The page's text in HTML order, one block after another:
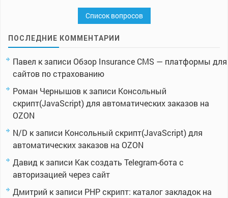
Список вопросов
ПОСЛЕДНИЕ КОММЕНТАРИИ
Павел к записи Обзор Insurance CMS — платформы для
сайтов по страхованию
Роман Чернышов к записи Консольный
скрипт(JavaScript) для автоматических заказов на
OZON
N/D к записи Консольный скрипт(JavaScript) для
автоматических заказов на OZON
Давид к записи Как создать Telegram-бота с
авторизацией через сайт
Дмитрий к записи PHP скрипт: каталог закладок на